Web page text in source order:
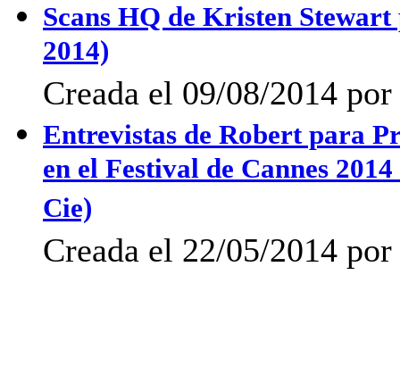
Scans HQ de Kristen
2014)
Creada el 09/08/2014
Entrevistas de Robert para
en el Festival de Cannes
Cie)
Creada el 22/05/2014